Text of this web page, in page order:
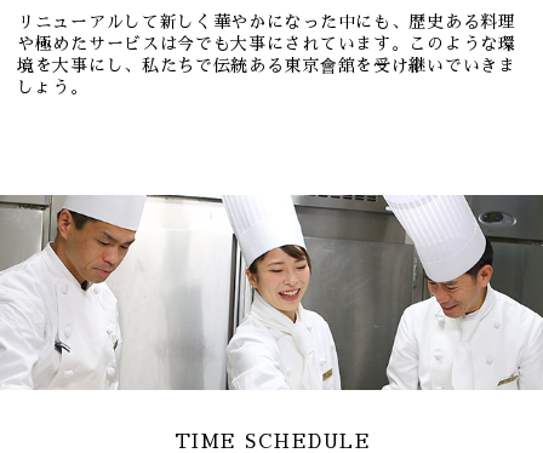
リニューアルして新しく華やかになった中にも、歴史ある料理
や極めたサービスは今でも大事にされています。このような環
境を大事にし、私たちで伝統ある東京會舘を受け継いでいきま
しょう。
TIME SCHEDULE